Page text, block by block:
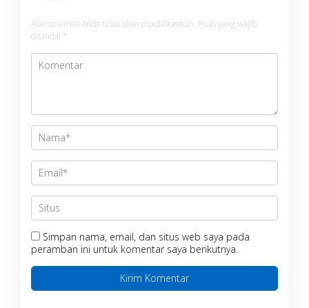
Alamat email Anda tidak akan dipublikasikan. Ruas yang wajib
ditandai *
Simpan nama, email, dan situs web saya pada
peramban ini untuk komentar saya berikutnya.